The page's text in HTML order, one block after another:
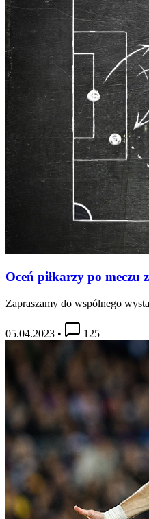
Oceń piłkarzy po meczu
Zapraszamy do wspólnego
05.04.2023 • 125